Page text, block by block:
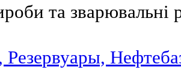
та зварювальні